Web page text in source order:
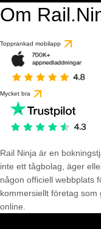
Om
Topprankad mobilapp
Mycket bra
Rail Ninja är en
inte ett tågbolag, äger
någon officiell webbplats
kommersiellt företag
online.